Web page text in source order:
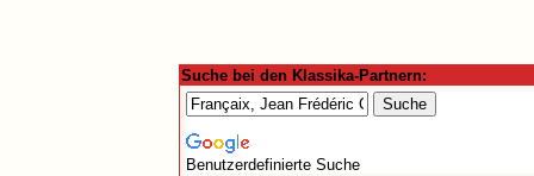
Suche bei den Klassika-Partnern:
Benutzerdefinierte Suche